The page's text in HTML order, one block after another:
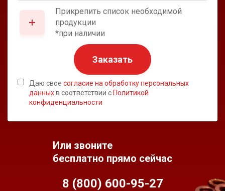
Прикрепить список необходимой
продукции
*при наличии
Заказать
Даю свое согласие на обработку персональных
данныхв соответствии сПолитикой
конфиденциальности
Или звоните
бесплатно прямо сейчас
8 (800) 600-95-27